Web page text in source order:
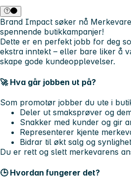
Brand Impact søker nå
spennende butikkampanjer!
Dette er en perfekt jobb for deg
ekstra inntekt – eller bare liker å
skape gode kundeopplevelser.
🚀 Hva går jobben ut på?
Som promotør jobber du ute i
Deler ut smaksprøver og
Snakker med kunder og gir
Representerer kjente
Bidrar til økt salg og
Du er rett og slett merkevarens
🕒 Hvordan fungerer det?